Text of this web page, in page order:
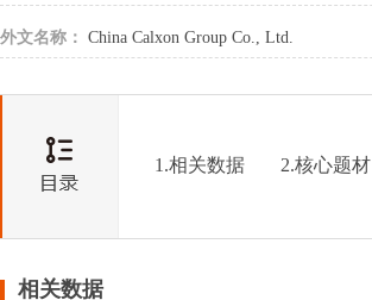
外文名称： China Calxon Group Co., Ltd.
1.相关数据 2.核心题材
相关数据